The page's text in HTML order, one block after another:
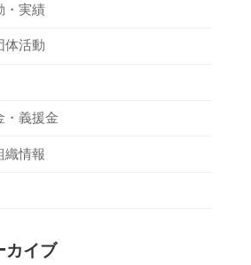
・実績
体活動
・義援金
織情報
カイブ